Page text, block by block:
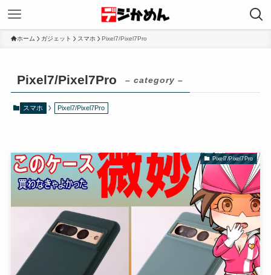
ホーム ガジェット スマホ Pixel7/Pixel7Pro
Pixel7/Pixel7Pro – category –
スマホ Pixel7/Pixel7Pro
Pixel7/Pixel7Pro